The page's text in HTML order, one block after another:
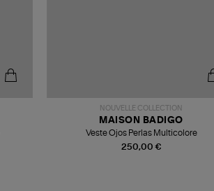
NOUVELLE COLLECTION
250,00 €
MAISON BADIGO
Veste Ojos Perlas Multicolore